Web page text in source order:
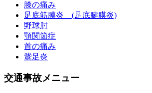
膝の痛み
足底筋膜炎 (足底腱膜炎)
野球肘
顎関節症
首の痛み
鵞足炎
交通事故メニュー